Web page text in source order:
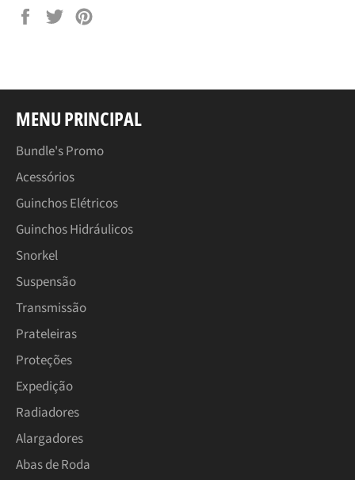
Compartilhar
Tuitar
MENU PRINCIPAL
Bundle's Promo
Acessórios
Guinchos Elétricos
Guinchos Hidráulicos
Snorkel
Suspensão
Transmissão
Prateleiras
Proteções
Expedição
Radiadores
Alargadores
Abas de Roda